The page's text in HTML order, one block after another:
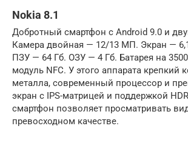
Nokia 8.1
Добротный смартфон с Android 9.0 и
Камера двойная — 12/13 МП. Экран —
ПЗУ — 64 Гб. ОЗУ — 4 Гб. Батарея на
модуль NFC. У этого аппарата крепкий
металла, современный процессор и
экран с IPS-матрицей и поддержкой
смартфон позволяет просматривать
превосходном качестве.